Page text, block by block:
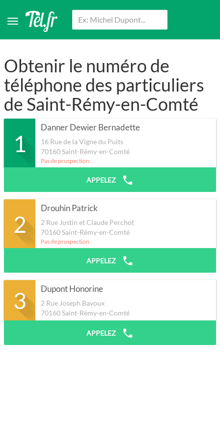
Obtenir le numéro de
téléphone des particuliers
de Saint-Rémy-en-Comté
1
Danner Dewier Bernadette
16 Rue de la Vigne du Puits
70160Saint-Rémy-en-Comté
Pas de prospection.
APPELEZ
2
Drouhin Patrick
2 Rue Justin et Claude Perchot
70160Saint-Rémy-en-Comté
Pas de prospection.
APPELEZ
3 Dupont Honorine
2 Rue Joseph Bavoux
70160Saint-Rémy-en-Comté
APPELEZ